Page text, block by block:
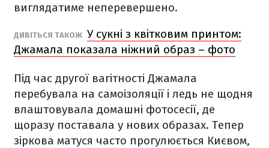
виглядатиме неперевершено.
ДИВІТЬСЯ ТАКОЖ У сукні з квітковим принтом:
Джамала показала ніжний образ – фото
Під час другої вагітності Джамала
перебувала на самоізоляції і ледь не щодня
влаштовувала домашні фотосесії, де
щоразу поставала у нових образах. Тепер
зіркова матуся часто прогулюється Києвом,